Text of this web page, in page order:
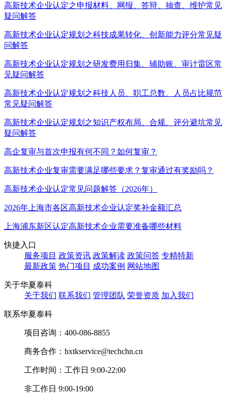
高新技术企业认定之申报材料、网报、答辩、抽查、维护常见
疑问解答
高新技术企业认定规划之科技成果转化、创新能力评分常见疑
问解答
高新技术企业认定规划之研发费用归集、辅助账、审计雷区常
见疑问解答
高新技术企业认定规划之科技人员、职工总数、人员占比规范
常见疑问解答
高新技术企业认定规划之知识产权布局、合规、评分避坑常见
疑问解答
高企复审与首次申报有何不同？如何复审？
高新技术企业复审需要满足哪些要求？复审通过有奖励吗？
高新技术企业认定常见问题解答（2026年）
2026年上海市各区高新技术企业认定奖补金额汇总
上海浦东新区认定高新技术企业需要准备哪些材料
快捷入口
服务项目 政策资讯 政策解读 政策问答 专精特新
最新政策 热门项目 成功案例 网站地图
关于华夏泰科
关于我们 联系我们 管理团队 荣誉资质 加入我们
联系华夏泰科
项目咨询： 400-086-8855
商务合作： hxtkservice@techchn.cn
工作时间： 工作日 9:00-22:00
非工作日 9:00-19:00